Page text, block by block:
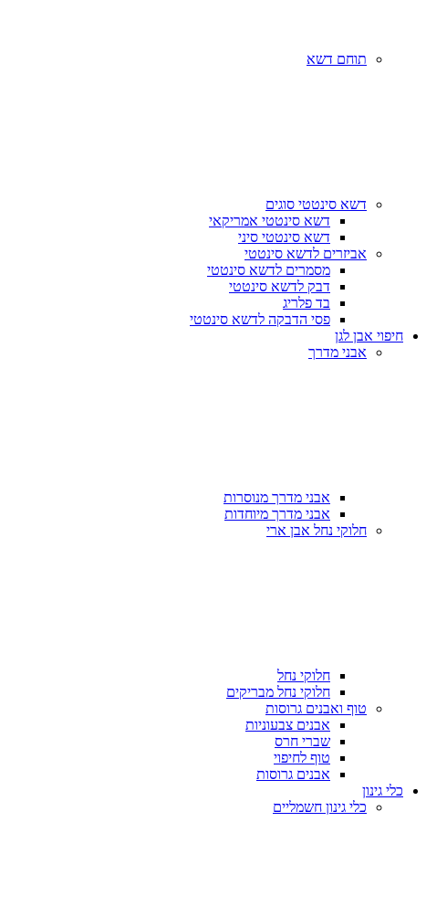
תוחם דשא
דשא סינטטי סוגים
דשא סינטטי אמריקאי
דשא סינטטי סיני
אביזרים לדשא סינטטי
מסמרים לדשא סינטטי
דבק לדשא סינטטי
בד פלריג
פסי הדבקה לדשא סינטטי
חיפוי אבן לגן
אבני מדרך
אבני מדרך מנוסרות
אבני מדרך מיוחדות
חלוקי נחל אבן ארי
חלוקי נחל
חלוקי נחל מבריקים
טוף ואבנים גרוסות
אבנים צבעוניות
שברי חרס
טוף לחיפוי
אבנים גרוסות
כלי גינון
כלי גינון חשמליים